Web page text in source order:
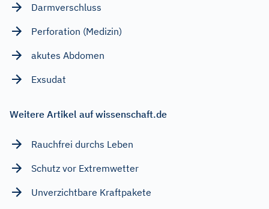
Darmverschluss
Perforation (Medizin)
akutes Abdomen
Exsudat
Weitere Artikel auf wissenschaft.de
Rauchfrei durchs Leben
Schutz vor Extremwetter
Unverzichtbare Kraftpakete